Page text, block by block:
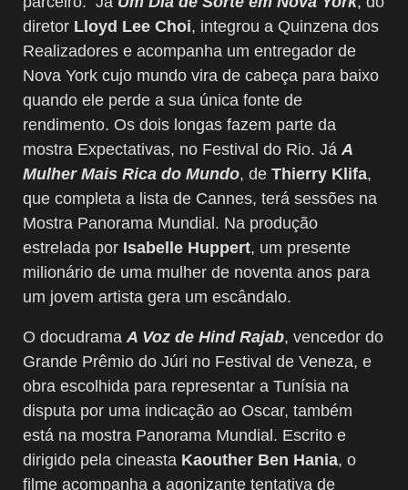
diretor Lloyd Lee Choi, integrou a Quinzena dos
Realizadores e acompanha um entregador de
Nova York cujo mundo vira de cabeça para baixo
quando ele perde a sua única fonte de
rendimento. Os dois longas fazem parte da
mostra Expectativas, no Festival do Rio. Já A
Mulher Mais Rica do Mundo, de Thierry Klifa,
que completa a lista de Cannes, terá sessões na
Mostra Panorama Mundial. Na produção
estrelada por Isabelle Huppert, um presente
milionário de uma mulher de noventa anos para
um jovem artista gera um escândalo.
O docudrama A Voz de Hind Rajab, vencedor do
Grande Prêmio do Júri no Festival de Veneza, e
obra escolhida para representar a Tunísia na
disputa por uma indicação ao Oscar, também
está na mostra Panorama Mundial. Escrito e
dirigido pela cineasta Kaouther Ben Hania, o
filme acompanha a agonizante tentativa de